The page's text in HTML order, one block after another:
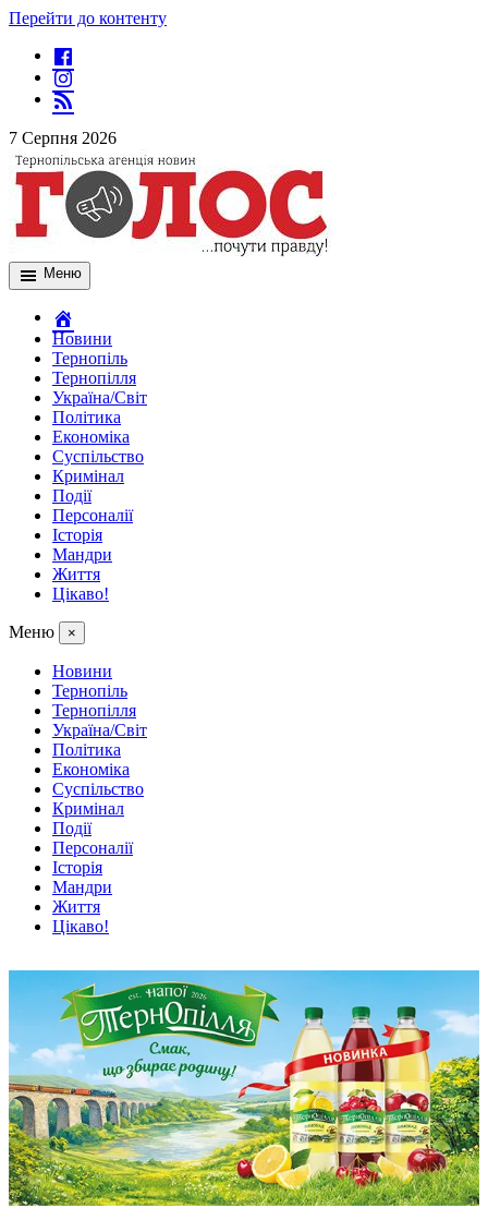
Перейти до контенту
7 Серпня 2026
Меню
Новини
Тернопіль
Тернопілля
Україна/Світ
Політика
Економіка
Суспільство
Кримінал
Події
Персоналії
Історія
Мандри
Життя
Цікаво!
Меню ×
Новини
Тернопіль
Тернопілля
Україна/Світ
Політика
Економіка
Суспільство
Кримінал
Події
Персоналії
Історія
Мандри
Життя
Цікаво!